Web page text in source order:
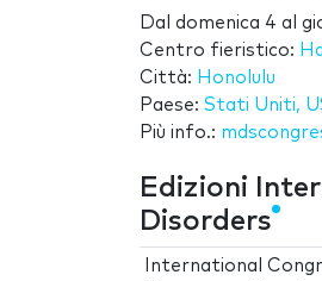
Dal domenica 4 al
Centro fieristico:
Città: Honolulu
Paese: Stati Uniti,
Più info.:
Edizioni
Disorders
International